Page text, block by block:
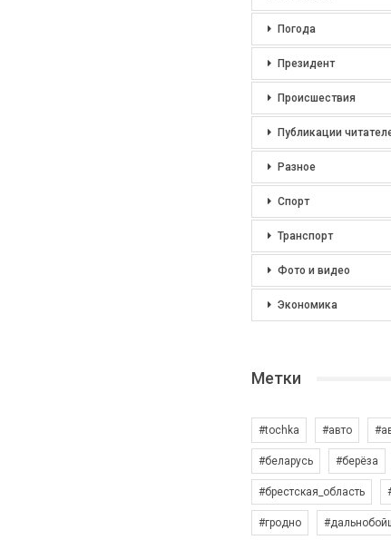
Погода
Президент
Происшествия
Публикации
Разное
Спорт
Транспорт
Фото и видео
Экономика
Метки
#tochka #авто
#беларусь #берёза
#брестская_область
#гродно